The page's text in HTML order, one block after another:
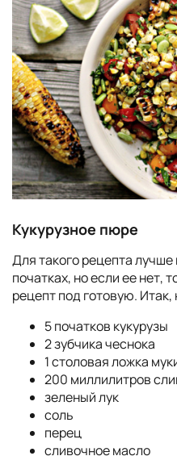
Кукурузное пюре
Для такого рецепта лучше
початках, но если ее нет,
рецепт под готовую.
5 початков кукурузы
2 зубчика чеснока
1 столовая ложка
200 миллилитров
зеленый лук
соль
перец
сливочное масло